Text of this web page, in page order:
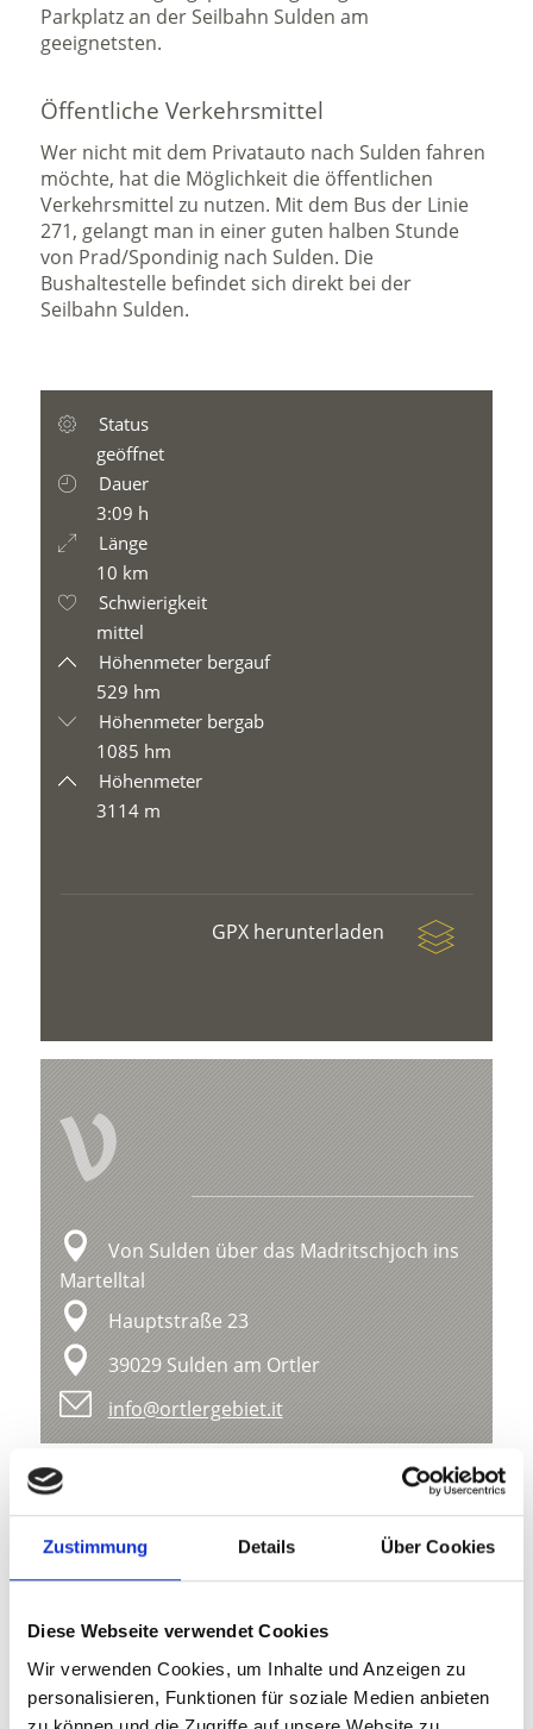
Zustimmung Details Über Cookies
Diese Webseite verwendet Cookies
Wir verwenden Cookies, um Inhalte und Anzeigen zu
personalisieren, Funktionen für soziale Medien anbieten
Parkplatz an der Seilbahn Sulden am
geeignetsten.
Öffentliche Verkehrsmittel
Wer nicht mit dem Privatauto nach Sulden fahren
möchte, hat die Möglichkeit die öffentlichen
Verkehrsmittel zu nutzen. Mit dem Bus der Linie
271, gelangt man in einer guten halben Stunde
von Prad/Spondinig nach Sulden. Die
Bushaltestelle befindet sich direkt bei der
Seilbahn Sulden.
Status
geöffnet
Dauer
3:09 h
Länge
10 km
Schwierigkeit
mittel
Höhenmeter bergauf
529 hm
Höhenmeter bergab
1085 hm
Höhenmeter
3114 m
GPX herunterladen
V
Von Sulden über das Madritschjoch ins
Martelltal
Hauptstraße 23
39029 Sulden am Ortler
info@ortlergebiet.it
Lage
Impressionen